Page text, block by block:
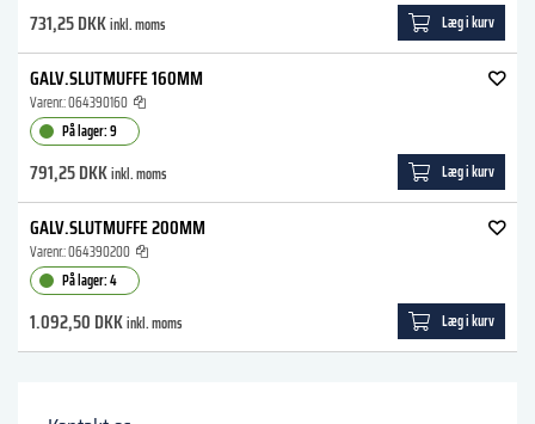
731,25 DKKinkl. moms Læg i kurv
GALV.SLUTMUFFE 160MM
Varenr.:064390160
På lager: 9
791,25 DKKinkl. moms Læg i kurv
GALV.SLUTMUFFE 200MM
Varenr.:064390200
På lager: 4
1.092,50 DKKinkl. moms Læg i kurv